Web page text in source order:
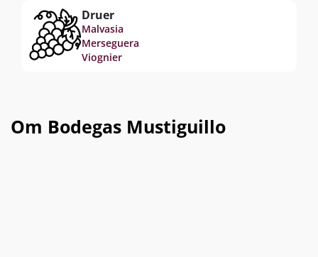
temperaturstyring mellem 10 og 16°C. Efter
endt gæring modner vinen yderligere 8
måneder i kontakt med de fine gærrester, der
afgiver ekstra fedme og kompleksitet til den
Druer
Malvasia
Merseguera
Viognier
Om Bodegas Mustiguillo